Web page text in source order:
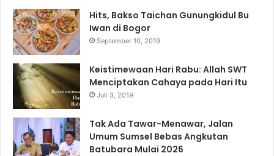
Hits, Bakso Taichan Gunungkidul Bu
Iwan di Bogor
September 10, 2019
Keistimewaan Hari Rabu: Allah SWT
Menciptakan Cahaya pada Hari Itu
Juli 3, 2019
Tak Ada Tawar-Menawar, Jalan
Umum Sumsel Bebas Angkutan
Batubara Mulai 2026